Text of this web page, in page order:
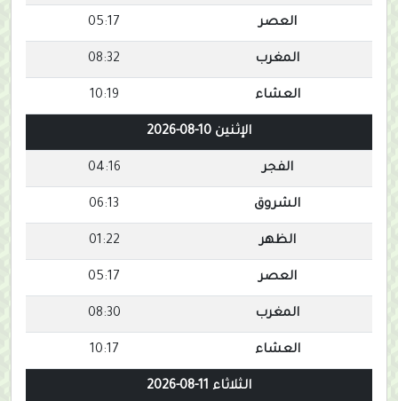
العصر 05:17
المغرب 08:32
العشاء 10:19
الإثنين 10-08-2026
الفجر 04:16
الشروق 06:13
الظهر 01:22
العصر 05:17
المغرب 08:30
العشاء 10:17
الثلاثاء 11-08-2026